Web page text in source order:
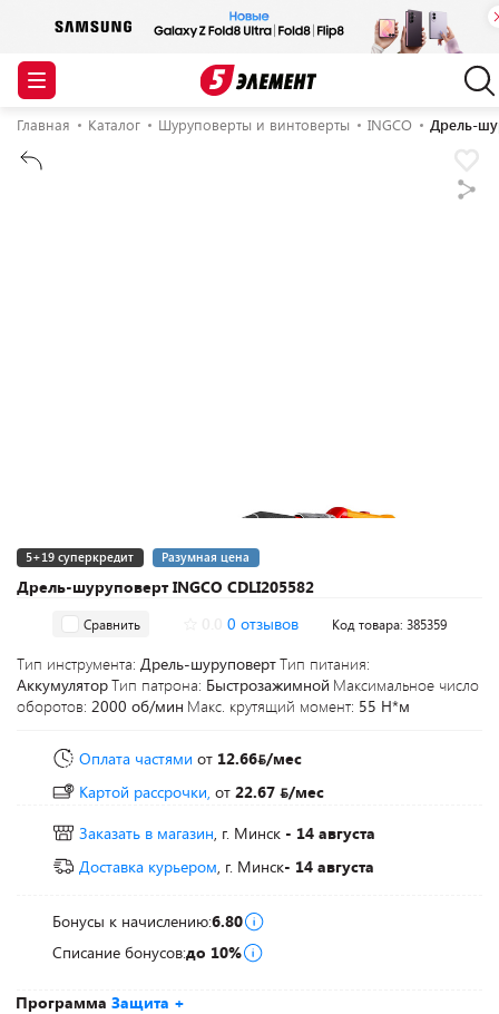
Главная Каталог Шуруповерты и винтоверты INGCO Дрель-
Дрель-шуруповерт INGCO CDLI205582
5+19 суперкредит Разумная цена
Программа Защита +
Сравнить 0 отзывов Код товара: 385359
Тип инструмента: Дрель-шуруповертТип питания:
АккумуляторТип патрона: Быстрозажимной Максимальное число
оборотов: 2000 об/мин Макс. крутящий момент: 55 Н*м
Оплата частями от 12.66 /мес
Картой рассрочки, от 22.67
/мес
Заказать в магазин, г. Минск - 14 августа
Доставка курьером, г. Минск- 14 августа
Бонусы к начислению:6.80
Списание бонусов:до 10%